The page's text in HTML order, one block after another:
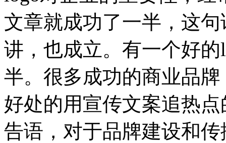
文章就成功了一半，这
讲，也成立。有一个好
半。很多成功的商业品
好处的用宣传文案追热
告语，对于品牌建设和